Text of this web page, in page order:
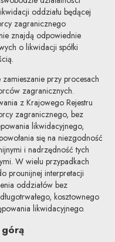
oddziału będącej
zagranicznego
znajdą odpowiednie
o likwidacji spółki
przy procesach
zagranicznych.
z Krajowego Rejestru
zagranicznego, bez
likwidacyjnego,
się na niezgodność
i nadrzędność tych
W wielu przypadkach
prounijnej interpretacji
oddziałów bez
kosztownego
likwidacyjnego.